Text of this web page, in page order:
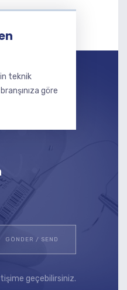
teknik
göre
geçebilirsiniz.